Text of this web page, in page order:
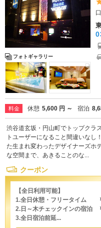
フォトギャラリー
料金 休憩 5,600 円 ～ 宿泊
渋谷道玄坂・円山町でトップクラ
トユーザーになること間違いなし
た生まれ変わったデザイナーズホ
な空間まで、あきることのな...
クーポン
【全日利用可能】
1.全日休憩・フリータイム
2.日～木チェックインの宿泊
3.全日宿泊前延...